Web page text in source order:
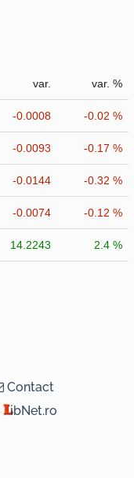
var. var. %
-0.0008 -0.02 %
-0.0093 -0.17 %
-0.0144 -0.32 %
-0.0074 -0.12 %
14.2243 2.4 %
Contact
ibNet.ro